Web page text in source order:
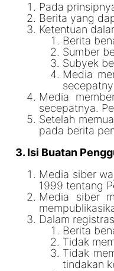
Pada
Berita yang
Ketentuan
Berita
Sumber
Subyek
Media
Media
secepatnya.
Setelah
pada berita
3. Isi Buatan
Media siber
1999 tentang
Media siber
Dalam
Berita
Tidak
Tidak
tindakan